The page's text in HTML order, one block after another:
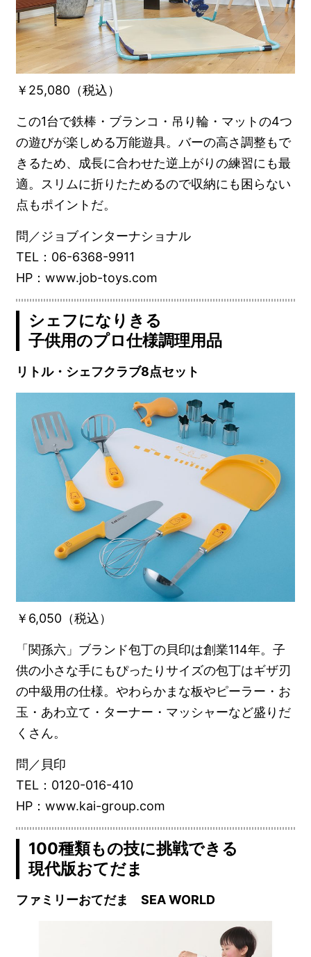
￥25,080（税込）
この1台で鉄棒・ブランコ・吊り輪・マットの4つ
の遊びが楽しめる万能遊具。バーの高さ調整もで
きるため、成長に合わせた逆上がりの練習にも最
適。スリムに折りたためるので収納にも困らない
点もポイントだ。
問／ジョブインターナショナル
TEL：06-6368-9911
HP：www.job-toys.com
シェフになりきる
子供用のプロ仕様調理用品
リトル・シェフクラブ8点セット
￥6,050（税込）
「関孫六」ブランド包丁の貝印は創業114年。子
供の小さな手にもぴったりサイズの包丁はギザ刃
の中級用の仕様。やわらかまな板やピーラー・お
玉・あわ立て・ターナー・マッシャーなど盛りだ
くさん。
問／貝印
TEL：0120-016-410
HP：www.kai-group.com
100種類もの技に挑戦できる
現代版おてだま
ファミリーおてだま SEA WORLD